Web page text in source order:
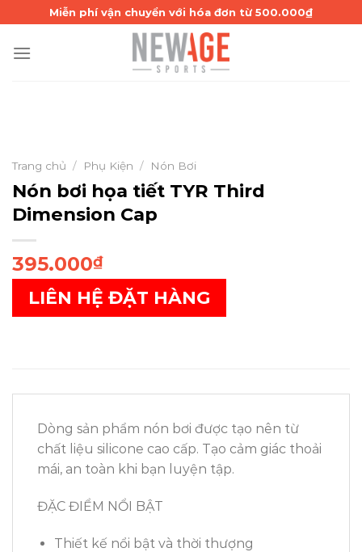
to
content
Miễn phí vận chuyển với hóa đơn từ 500.000₫
Trang chủ / Phụ Kiện / Nón Bơi
Nón bơi họa tiết TYR Third
Dimension Cap
395.000₫
LIÊN HỆ ĐẶT HÀNG
Dòng sản phẩm nón bơi được tạo nên từ
chất liệu silicone cao cấp. Tạo cảm giác thoải
mái, an toàn khi bạn luyện tập.
ĐẶC ĐIỂM NỔI BẬT
Thiết kế nổi bật và thời thượng